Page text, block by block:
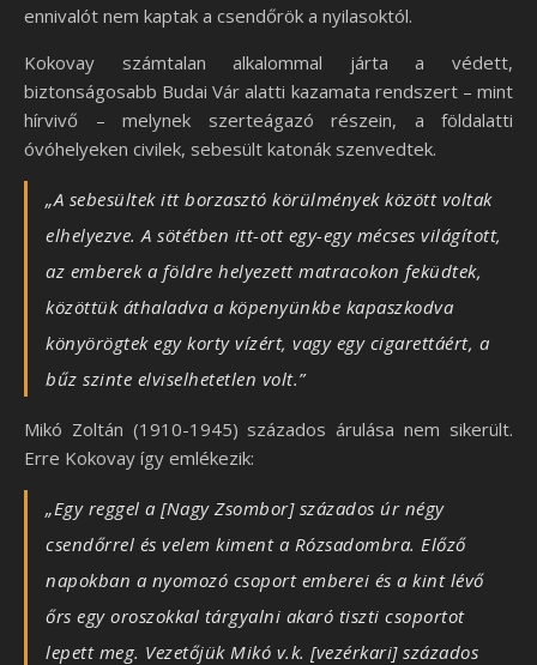
ennivalót nem kaptak a csendőrök a nyilasoktól.
Kokovay számtalan alkalommal járta a védett,
biztonságosabb Budai Vár alatti kazamata rendszert – mint
hírvivő – melynek szerteágazó részein, a földalatti
óvóhelyeken civilek, sebesült katonák szenvedtek.
„A sebesültek itt borzasztó körülmények között voltak
elhelyezve. A sötétben itt-ott egy-egy mécses világított,
az emberek a földre helyezett matracokon feküdtek,
közöttük áthaladva a köpenyünkbe kapaszkodva
könyörögtek egy korty vízért, vagy egy cigarettáért, a
bűz szinte elviselhetetlen volt.”
Mikó Zoltán (1910-1945) százados árulása nem sikerült.
Erre Kokovay így emlékezik:
„Egy reggel a [Nagy Zsombor] százados úr négy
csendőrrel és velem kiment a Rózsadombra. Előző
napokban a nyomozó csoport emberei és a kint lévő
őrs egy oroszokkal tárgyalni akaró tiszti csoportot
lepett meg. Vezetőjük Mikó v.k. [vezérkari] százados